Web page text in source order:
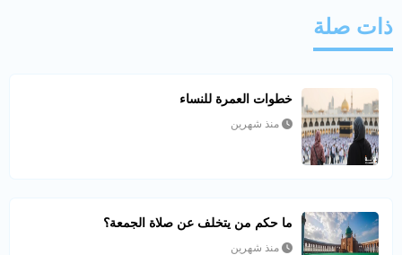
ذات صلة
خطوات العمرة للنساء
منذ شهرين
ما حكم من يتخلف عن صلاة الجمعة؟
منذ شهرين